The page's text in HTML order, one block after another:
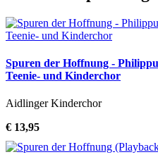
Spuren der Hoffnung -
Teenie- und Kinderchor
Aidlinger Kinderchor
€ 13,95